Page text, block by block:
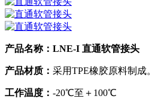
产品名称： LNE-I 直通软管接头
产品材质： 采用TPE橡胶原料制成。
工作温度： -20℃至＋100℃